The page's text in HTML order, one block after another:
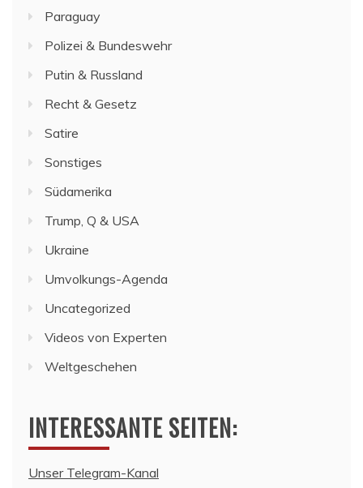
Paraguay
Polizei & Bundeswehr
Putin & Russland
Recht & Gesetz
Satire
Sonstiges
Südamerika
Trump, Q & USA
Ukraine
Umvolkungs-Agenda
Uncategorized
Videos von Experten
Weltgeschehen
INTERESSANTE SEITEN:
Unser Telegram-Kanal